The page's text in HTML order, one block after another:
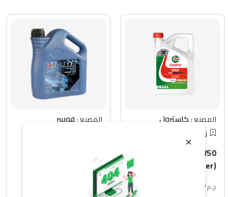
×
المصنع :كاسترول
زيت المحرك
Castrol GTX - 20W50
High Mileage (4 Liter)
ج.م750
المصنع :فوسر
20W-50 (5L)
ج.م